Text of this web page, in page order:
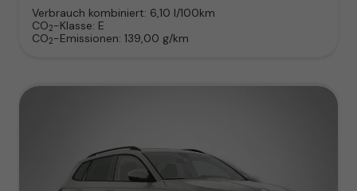
Verbrauch kombiniert: 6,10 l/100km
CO2-Klasse: E
CO2-Emissionen: 139,00 g/km